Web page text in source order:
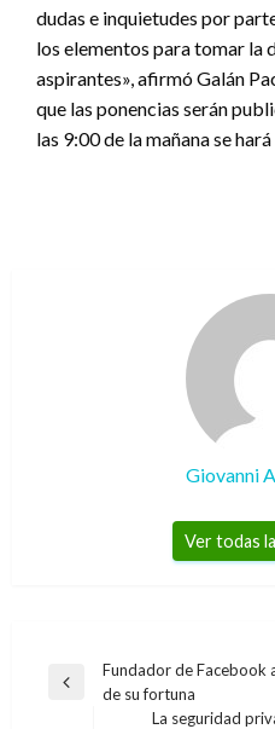
dudas e inquietudes por
los elementos para tomar la
aspirantes», afirmó Galán
que las ponencias serán
las 9:00 de la mañana se
Giovanni
Ver todas
Navegación
Entrada
Fundador de Facebook
de su fortuna
La seguridad